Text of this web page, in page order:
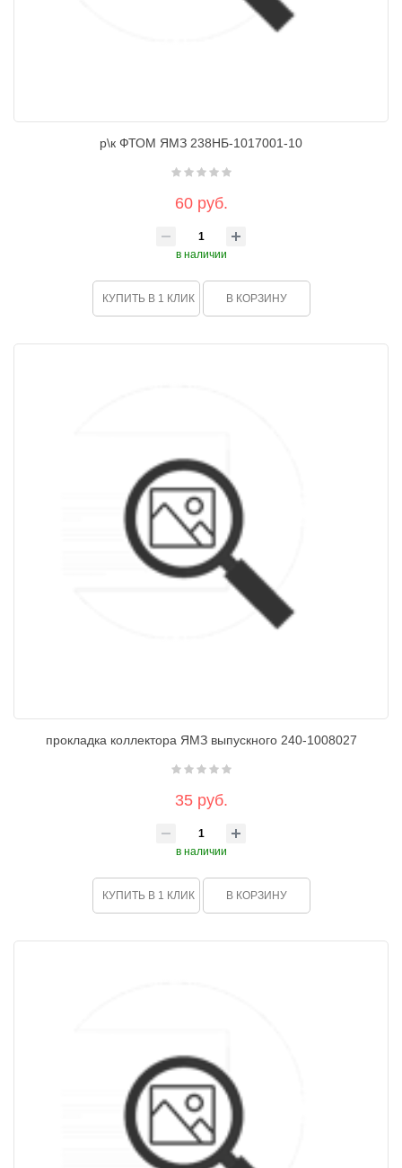
р\к ФТОМ ЯМЗ 238НБ-1017001-10
60 руб.
в наличии
КУПИТЬ В 1 КЛИК В КОРЗИНУ
прокладка коллектора ЯМЗ выпускного 240-1008027
35 руб.
в наличии
КУПИТЬ В 1 КЛИК В КОРЗИНУ